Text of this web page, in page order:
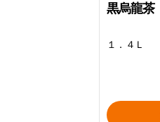
黒烏龍茶
１．４Ｌ